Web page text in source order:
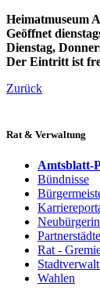
Heimatmuseum
Geöffnet
Dienstag,
Der Eintritt ist
Zurück
Rat & Verwaltung
Amtsblatt-
Bündnisse
Partnerstädte
Rat -
Wahlen